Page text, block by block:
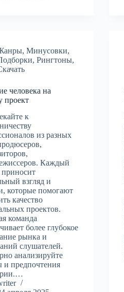
,Минусовки,
,Рингтоны,
человека на
проект
к
из разных
Каждый
взгляд и
которые помогают
качество
проектов.
команда
более глубокое
рынка и
слушателей.
анализируйте
и предпочтения